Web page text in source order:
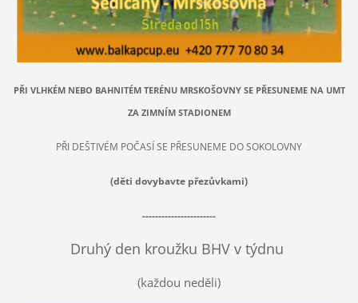
PŘI VLHKÉM NEBO BAHNITÉM TERÉNU MRSKOŠOVNY SE PŘESUNEME NA UMT
ZA ZIMNÍM STADIONEM
PŘI DEŠTIVÉM POČASÍ SE PŘESUNEME DO SOKOLOVNY
(děti dovybavte přezůvkami)
-----------------------
Druhý den kroužku BHV v týdnu
(každou neděli)